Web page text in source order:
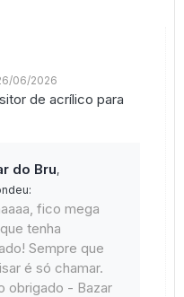
06/2026
de acrílico para
do Bru,
fico mega
tenha
Sempre que
é só chamar.
obrigado - Bazar